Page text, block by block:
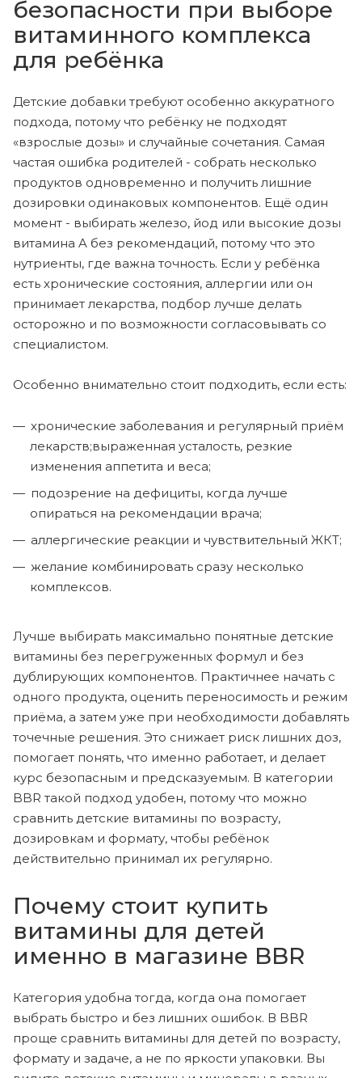
безопасности при выборе
витаминного комплекса
для ребёнка
Детские добавки требуют особенно аккуратного
подхода, потому что ребёнку не подходят
«взрослые дозы» и случайные сочетания. Самая
частая ошибка родителей - собрать несколько
продуктов одновременно и получить лишние
дозировки одинаковых компонентов. Ещё один
момент - выбирать железо, йод или высокие дозы
витамина A без рекомендаций, потому что это
нутриенты, где важна точность. Если у ребёнка
есть хронические состояния, аллергии или он
принимает лекарства, подбор лучше делать
осторожно и по возможности согласовывать со
специалистом.
Особенно внимательно стоит подходить, если есть:
хронические заболевания и регулярный приём
лекарств;выраженная усталость, резкие
изменения аппетита и веса;
подозрение на дефициты, когда лучше
опираться на рекомендации врача;
аллергические реакции и чувствительный ЖКТ;
желание комбинировать сразу несколько
комплексов.
Лучше выбирать максимально понятные детские
витамины без перегруженных формул и без
дублирующих компонентов. Практичнее начать с
одного продукта, оценить переносимость и режим
приёма, а затем уже при необходимости добавлять
точечные решения. Это снижает риск лишних доз,
помогает понять, что именно работает, и делает
курс безопасным и предсказуемым. В категории
BBR такой подход удобен, потому что можно
сравнить детские витамины по возрасту,
дозировкам и формату, чтобы ребёнок
действительно принимал их регулярно.
Почему стоит купить
витамины для детей
именно в магазине BBR
Категория удобна тогда, когда она помогает
выбрать быстро и без лишних ошибок. В BBR
проще сравнить витамины для детей по возрасту,
формату и задаче, а не по яркости упаковки. Вы